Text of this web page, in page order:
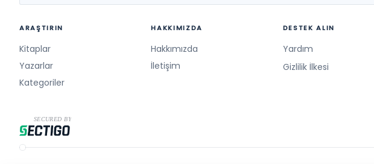
ARAŞTIRIN
Kitaplar
Yazarlar
Kategoriler
HAKKIMIZDA
Hakkımızda
İletişim
DESTEK ALIN
Yardım
Gizlilik İlkesi